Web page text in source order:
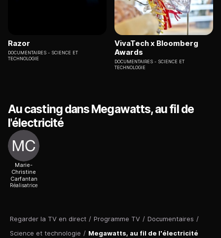
Regarder la TV en direct / Programme TV / Documentaires /
Science et technologie / Megawatts, au fil de l'électricité
Razor
DOCUMENTAIRES
SCIENCE ET
TECHNOLOGIE
VivaTech x Bloomberg
Awards
DOCUMENTAIRES
SCIENCE ET
TECHNOLOGIE
Au casting dans Megawatts, au fil de
l'électricité
Marie-
Christine
Carfantan
Réalisatrice